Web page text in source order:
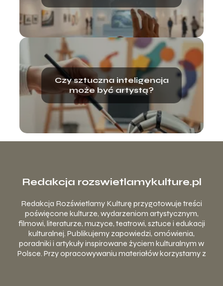
Czy sztuczna inteligencja
może być artystą?
Redakcja rozswietlamykulture.pl
Redakcja Rozświetlamy Kulturę przygotowuje treści
poświęcone kulturze, wydarzeniom artystycznym,
filmowi, literaturze, muzyce, teatrowi, sztuce i edukacji
kulturalnej. Publikujemy zapowiedzi, omówienia,
poradniki i artykuły inspirowane życiem kulturalnym w
Polsce. Przy opracowywaniu materiałów korzystamy z